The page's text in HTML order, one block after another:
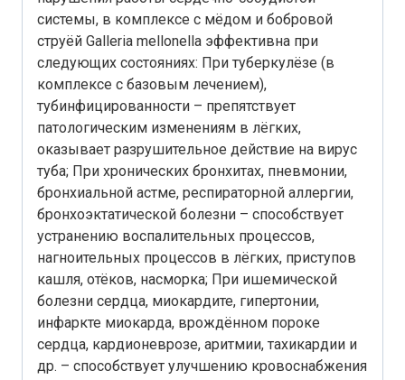
системы, в комплексе с мёдом и бобровой
струёй Galleria mellonella эффективна при
следующих состояниях: При туберкулёзе (в
комплексе с базовым лечением),
тубинфицированности – препятствует
патологическим изменениям в лёгких,
оказывает разрушительное действие на вирус
туба; При хронических бронхитах, пневмонии,
бронхиальной астме, респираторной аллергии,
бронхоэктатической болезни – способствует
устранению воспалительных процессов,
нагноительных процессов в лёгких, приступов
кашля, отёков, насморка; При ишемической
болезни сердца, миокардите, гипертонии,
инфаркте миокарда, врождённом пороке
сердца, кардионеврозе, аритмии, тахикардии и
др. – способствует улучшению кровоснабжения